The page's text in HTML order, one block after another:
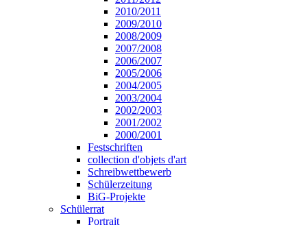
2010/2011
2009/2010
2008/2009
2007/2008
2006/2007
2005/2006
2004/2005
2003/2004
2002/2003
2001/2002
2000/2001
Festschriften
collection d'objets d'art
Schreibwettbewerb
Schülerzeitung
BiG-Projekte
Schülerrat
Portrait